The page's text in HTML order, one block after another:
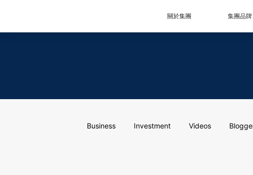
關於集團 集團品牌
Business Investment Videos